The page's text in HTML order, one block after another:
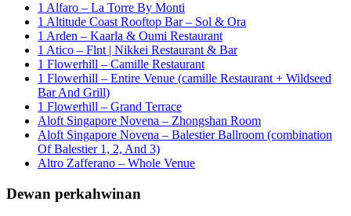
1 Alfaro – La Torre By Monti
1 Altitude Coast Rooftop Bar – Sol & Ora
1 Arden – Kaarla & Oumi Restaurant
1 Atico – Flnt | Nikkei Restaurant & Bar
1 Flowerhill – Camille Restaurant
1 Flowerhill – Entire Venue (camille Restaurant + Wildseed
Bar And Grill)
1 Flowerhill – Grand Terrace
Aloft Singapore Novena – Zhongshan Room
Aloft Singapore Novena – Balestier Ballroom (combination
Of Balestier 1, 2, And 3)
Altro Zafferano – Whole Venue
Dewan perkahwinan